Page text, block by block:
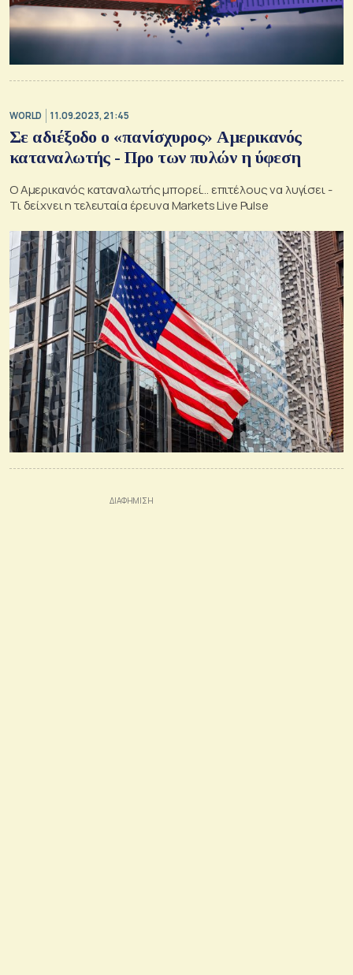
WORLD 11.09.2023, 21:45
Σε αδιέξοδο ο «πανίσχυρος» Αμερικανός
καταναλωτής - Προ των πυλών η ύφεση
Ο Αμερικανός καταναλωτής μπορεί... επιτέλους να λυγίσει -
Τι δείχνει η τελευταία έρευνα Markets Live Pulse